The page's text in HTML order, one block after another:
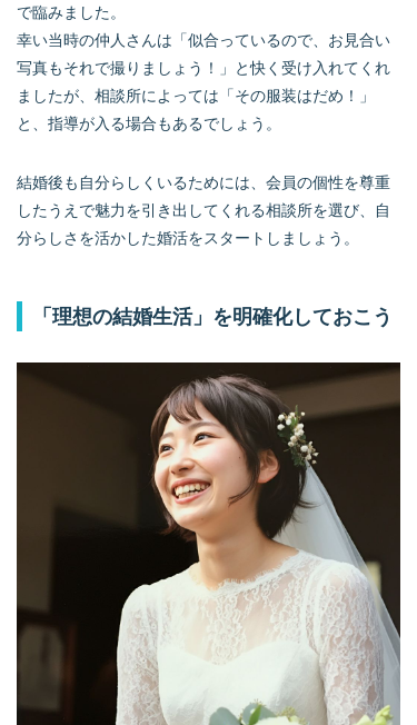
で臨みました。
幸い当時の仲人さんは「似合っているので、お見合い
写真もそれで撮りましょう！」と快く受け入れてくれ
ましたが、相談所によっては「その服装はだめ！」
と、指導が入る場合もあるでしょう。
結婚後も自分らしくいるためには、会員の個性を尊重
したうえで魅力を引き出してくれる相談所を選び、自
分らしさを活かした婚活をスタートしましょう。
「理想の結婚生活」を明確化しておこう